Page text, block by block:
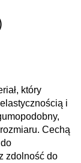
który
i
Cechą
zdolność do